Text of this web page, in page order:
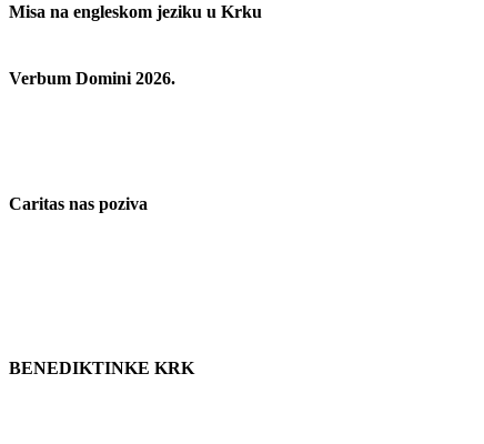
Misa na engleskom jeziku u Krku
Verbum Domini 2026.
Caritas nas poziva
BENEDIKTINKE KRK